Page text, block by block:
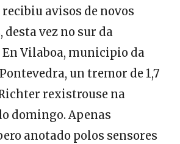
avisos de novos
desta vez no sur da
Vilaboa, municipio da
un tremor de 1,7
rexistrouse na
domingo. Apenas
anotado polos sensores